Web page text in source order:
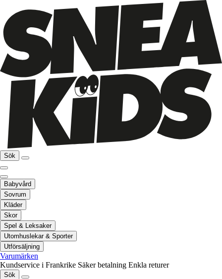
Sök
Babyvård
Sovrum
Kläder
Skor
Spel & Leksaker
Utomhuslekar & Sporter
Utförsäljning
Varumärken
Kundservice i Frankrike Säker betalning Enkla returer
Sök